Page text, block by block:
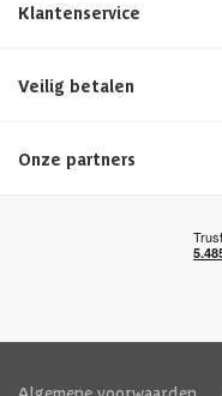
Klantenservice
Veilig betalen
Onze partners